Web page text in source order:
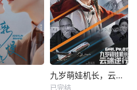
九岁萌娃机长，云端逆行
已完结